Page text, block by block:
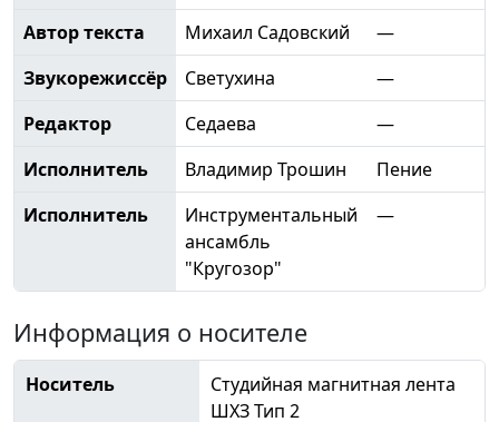
Автор текста
Михаил Садовский
—
Звукорежиссёр
Светухина
—
Редактор
Седаева
—
Исполнитель
Владимир Трошин
Пение
Исполнитель
Инструментальный
ансамбль
"Кругозор"
—
Информация о носителе
Носитель
Студийная магнитная лента
ШХЗ Тип 2